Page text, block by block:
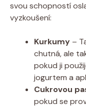
svou schopností
vyzkoušení:
Kurkumy –
chutná, ale
pokud ji
jogurtem a
Cukrovou
pokud se